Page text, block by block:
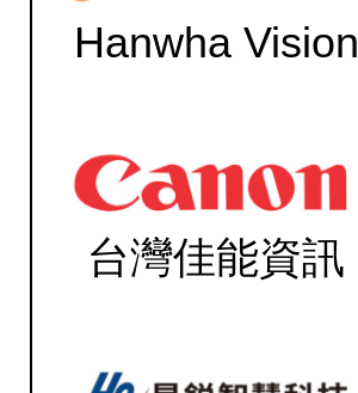
Hanwha Vision
台灣佳能資訊